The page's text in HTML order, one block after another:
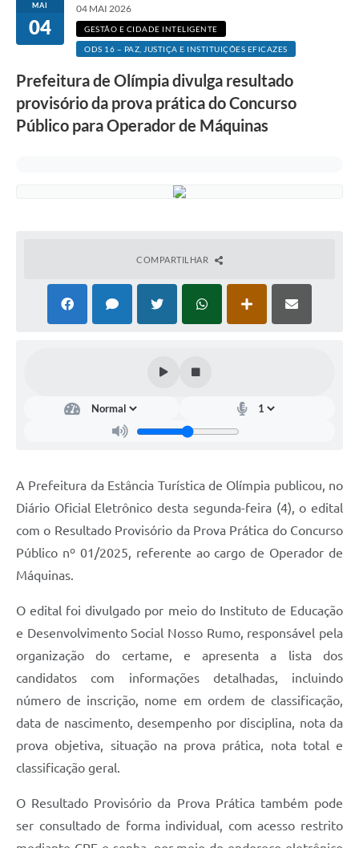
MAI
04
04 MAI 2026
GESTÃO E CIDADE INTELIGENTE
ODS 16 – PAZ, JUSTIÇA E INSTITUIÇÕES EFICAZES
Prefeitura de Olímpia divulga resultado
provisório da prova prática do Concurso
Público para Operador de Máquinas
COMPARTILHAR
A Prefeitura da Estância Turística de Olímpia publicou, no
Diário Oficial Eletrônico desta segunda-feira (4), o edital
com o Resultado Provisório da Prova Prática do Concurso
Público nº 01/2025, referente ao cargo de Operador de
Máquinas.
O edital foi divulgado por meio do Instituto de Educação
e Desenvolvimento Social Nosso Rumo, responsável pela
organização do certame, e apresenta a lista dos
candidatos com informações detalhadas, incluindo
número de inscrição, nome em ordem de classificação,
data de nascimento, desempenho por disciplina, nota da
prova objetiva, situação na prova prática, nota total e
classificação geral.
O Resultado Provisório da Prova Prática também pode
ser consultado de forma individual, com acesso restrito